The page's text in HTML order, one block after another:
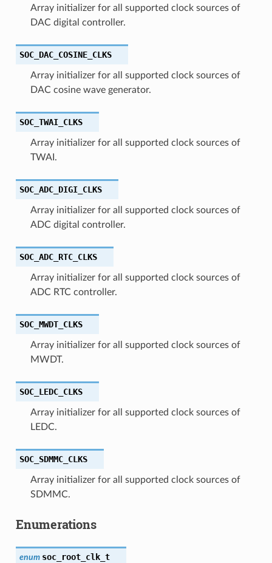
Array initializer for all supported clock sources of
DAC digital controller.
SOC_DAC_COSINE_CLKS
Array initializer for all supported clock sources of
DAC cosine wave generator.
SOC_TWAI_CLKS
Array initializer for all supported clock sources of
TWAI.
SOC_ADC_DIGI_CLKS
Array initializer for all supported clock sources of
ADC digital controller.
SOC_ADC_RTC_CLKS
Array initializer for all supported clock sources of
ADC RTC controller.
SOC_MWDT_CLKS
Array initializer for all supported clock sources of
MWDT.
SOC_LEDC_CLKS
Array initializer for all supported clock sources of
LEDC.
SOC_SDMMC_CLKS
Array initializer for all supported clock sources of
SDMMC.
Enumerations
enum soc_root_clk_t